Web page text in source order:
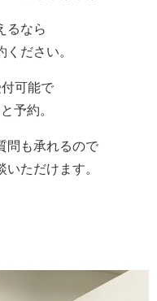
るなら
ださい。
可能で
予約。
問も承れるので
ただけます。